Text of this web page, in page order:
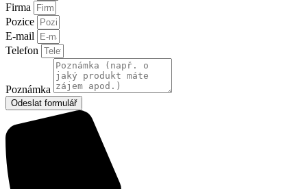
Firma
Pozice
E-mail
Telefon
Poznámka
Odeslat formulář